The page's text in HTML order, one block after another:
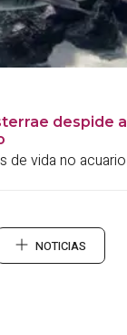
despide
de vida no
NOTICIAS